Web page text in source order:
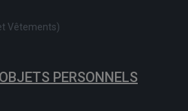
Vêtements)
PERSONNELS